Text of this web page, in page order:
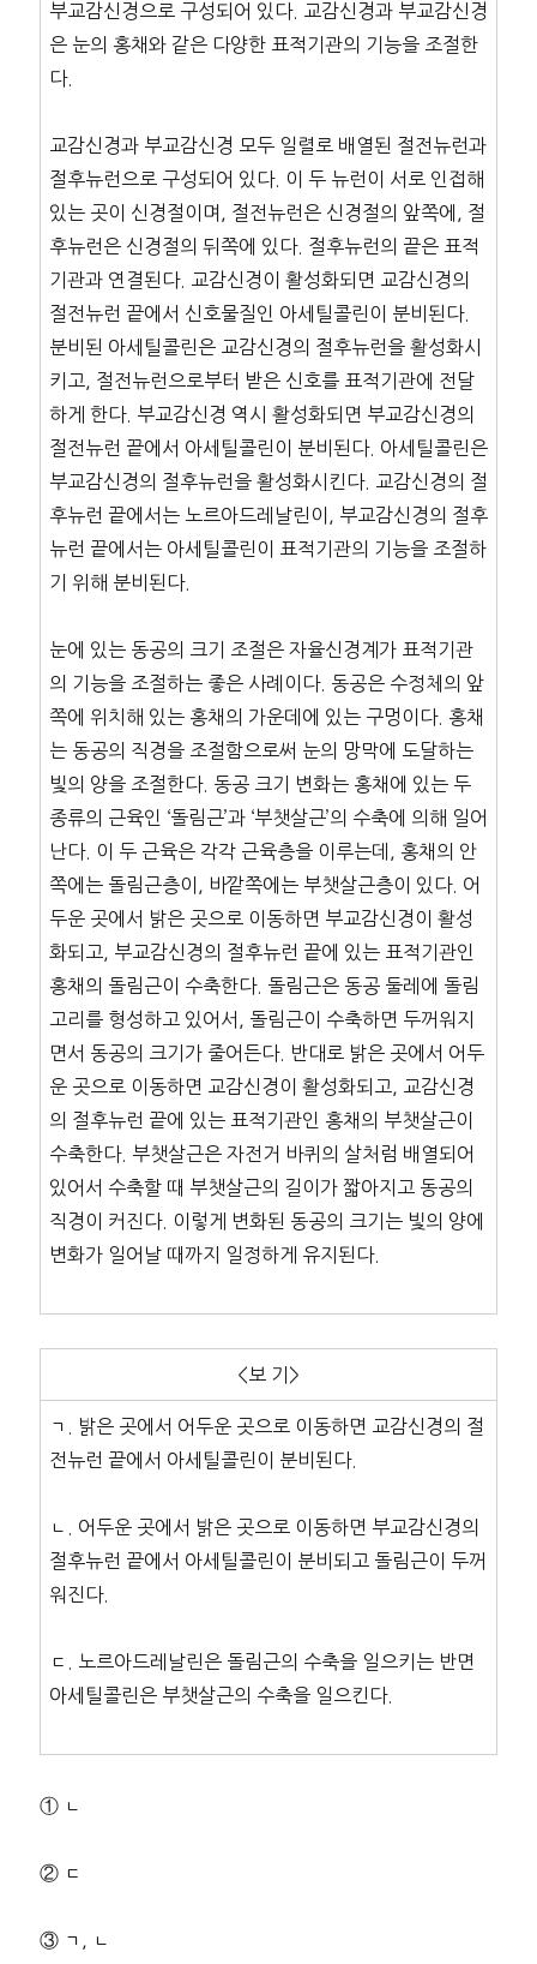
부교감신경으로 구성되어 있다. 교감신경과 부교감신경
은 눈의 홍채와 같은 다양한 표적기관의 기능을 조절한
다.
교감신경과 부교감신경 모두 일렬로 배열된 절전뉴런과
절후뉴런으로 구성되어 있다. 이 두 뉴런이 서로 인접해
있는 곳이 신경절이며, 절전뉴런은 신경절의 앞쪽에, 절
후뉴런은 신경절의 뒤쪽에 있다. 절후뉴런의 끝은 표적
기관과 연결된다. 교감신경이 활성화되면 교감신경의
절전뉴런 끝에서 신호물질인 아세틸콜린이 분비된다.
분비된 아세틸콜린은 교감신경의 절후뉴런을 활성화시
키고, 절전뉴런으로부터 받은 신호를 표적기관에 전달
하게 한다. 부교감신경 역시 활성화되면 부교감신경의
절전뉴런 끝에서 아세틸콜린이 분비된다. 아세틸콜린은
부교감신경의 절후뉴런을 활성화시킨다. 교감신경의 절
후뉴런 끝에서는 노르아드레날린이, 부교감신경의 절후
뉴런 끝에서는 아세틸콜린이 표적기관의 기능을 조절하
기 위해 분비된다.
눈에 있는 동공의 크기 조절은 자율신경계가 표적기관
의 기능을 조절하는 좋은 사례이다. 동공은 수정체의 앞
쪽에 위치해 있는 홍채의 가운데에 있는 구멍이다. 홍채
는 동공의 직경을 조절함으로써 눈의 망막에 도달하는
빛의 양을 조절한다. 동공 크기 변화는 홍채에 있는 두
종류의 근육인 ‘돌림근’과 ‘부챗살근’의 수축에 의해 일어
난다. 이 두 근육은 각각 근육층을 이루는데, 홍채의 안
쪽에는 돌림근층이, 바깥쪽에는 부챗살근층이 있다. 어
두운 곳에서 밝은 곳으로 이동하면 부교감신경이 활성
화되고, 부교감신경의 절후뉴런 끝에 있는 표적기관인
홍채의 돌림근이 수축한다. 돌림근은 동공 둘레에 돌림
고리를 형성하고 있어서, 돌림근이 수축하면 두꺼워지
면서 동공의 크기가 줄어든다. 반대로 밝은 곳에서 어두
운 곳으로 이동하면 교감신경이 활성화되고, 교감신경
의 절후뉴런 끝에 있는 표적기관인 홍채의 부챗살근이
수축한다. 부챗살근은 자전거 바퀴의 살처럼 배열되어
있어서 수축할 때 부챗살근의 길이가 짧아지고 동공의
직경이 커진다. 이렇게 변화된 동공의 크기는 빛의 양에
변화가 일어날 때까지 일정하게 유지된다.
<보 기>
ㄱ. 밝은 곳에서 어두운 곳으로 이동하면 교감신경의 절
전뉴런 끝에서 아세틸콜린이 분비된다.
ㄴ. 어두운 곳에서 밝은 곳으로 이동하면 부교감신경의
절후뉴런 끝에서 아세틸콜린이 분비되고 돌림근이 두꺼
워진다.
ㄷ. 노르아드레날린은 돌림근의 수축을 일으키는 반면
아세틸콜린은 부챗살근의 수축을 일으킨다.
① ㄴ
② ㄷ
③ ㄱ, ㄴ